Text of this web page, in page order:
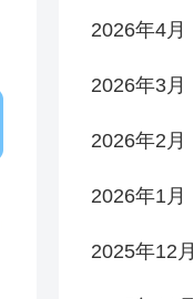
2026年4月
2026年3月
2026年2月
2026年1月
2025年12月